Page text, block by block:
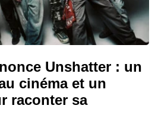
Unshatter : un
cinéma et un
raconter sa